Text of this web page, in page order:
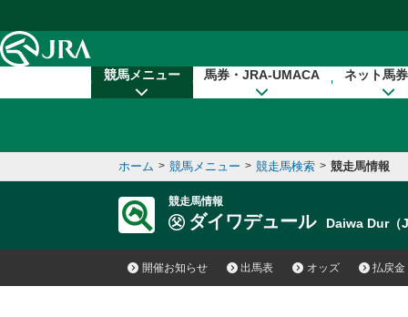
競馬メニュー 馬券・JRA-UMACA ネット馬
ホーム > 競馬メニュー > 競走馬検索 > 競走馬情報
競走馬情報
ダイワデュール Daiwa Dur（
開催お知らせ 出馬表 オッズ 払戻金